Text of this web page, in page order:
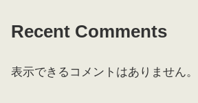
Recent Comments
表示できるコメントはありません。